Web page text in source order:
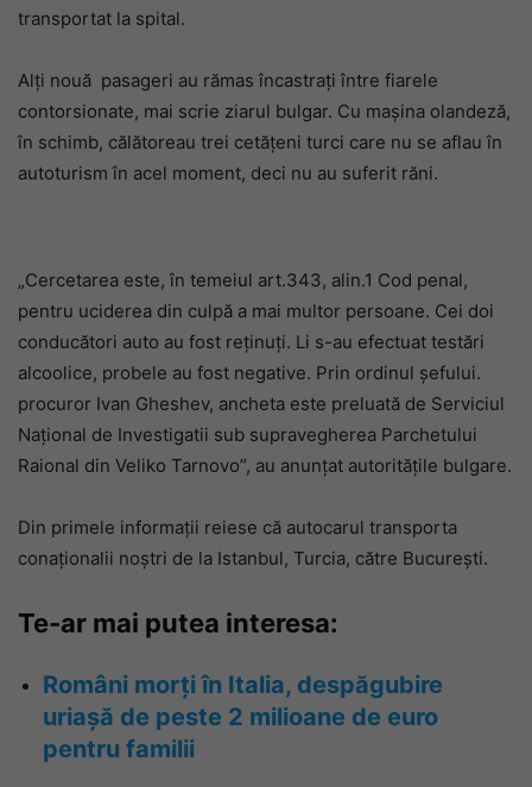
transportat la spital.
Alți nouă pasageri au rămas încastrați între fiarele
contorsionate, mai scrie ziarul bulgar. Cu mașina olandeză,
în schimb, călătoreau trei cetățeni turci care nu se aflau în
autoturism în acel moment, deci nu au suferit răni.
„Cercetarea este, în temeiul art.343, alin.1 Cod penal,
pentru uciderea din culpă a mai multor persoane. Cei doi
conducători auto au fost reținuți. Li s-au efectuat testări
alcoolice, probele au fost negative. Prin ordinul șefului.
procuror Ivan Gheshev, ancheta este preluată de Serviciul
Național de Investigatii sub supravegherea Parchetului
Raional din Veliko Tarnovo”, au anunțat autoritățile bulgare.
Din primele informații reiese că autocarul transporta
conaționalii noștri de la Istanbul, Turcia, către București.
Te-ar mai putea interesa:
Români morți în Italia, despăgubire
uriașă de peste 2 milioane de euro
pentru familii